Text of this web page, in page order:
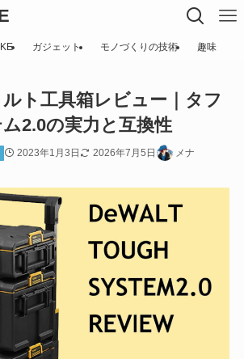
ガジェット モノづくりの技術 趣味
ト工具箱レビュー｜タフ
2.0の実力と互換性
2023年1月3日 2026年7月5日 メナ